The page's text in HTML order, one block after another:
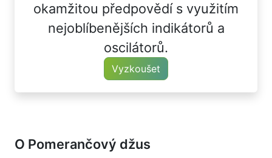
okamžitou předpovědí s využitím
nejoblíbenějších indikátorů a
oscilátorů.
Vyzkoušet
O Pomerančový džus